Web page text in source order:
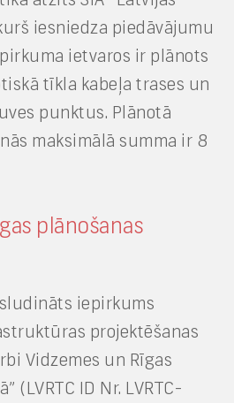
iesniedza piedāvājumu
ietvaros ir plānots
tīkla kabeļa trases un
punktus. Plānotā
maksimālā summa ir 8
plānošanas
iepirkums
projektēšanas
Vidzemes un Rīgas
(LVRTC ID Nr. LVRTC-